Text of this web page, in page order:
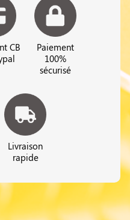
CB
Paiement
100%
sécurisé
Livraison
rapide